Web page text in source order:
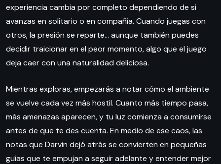
experiencia cambia por completo dependiendo de si
avanzas en solitario o en compañía. Cuando juegas con
otros, la presión se reparte… aunque también puedes
decidir traicionar en el peor momento, algo que el juego
deja caer con una naturalidad deliciosa.
Mientras exploras, empezarás a notar cómo el ambiente
se vuelve cada vez más hostil. Cuanto más tiempo pasa,
más amenazas aparecen, y tu luz comienza a consumirse
antes de que te des cuenta. En medio de ese caos, las
notas que Darvin dejó atrás se convierten en pequeñas
guías que te empujan a seguir adelante y entender mejor